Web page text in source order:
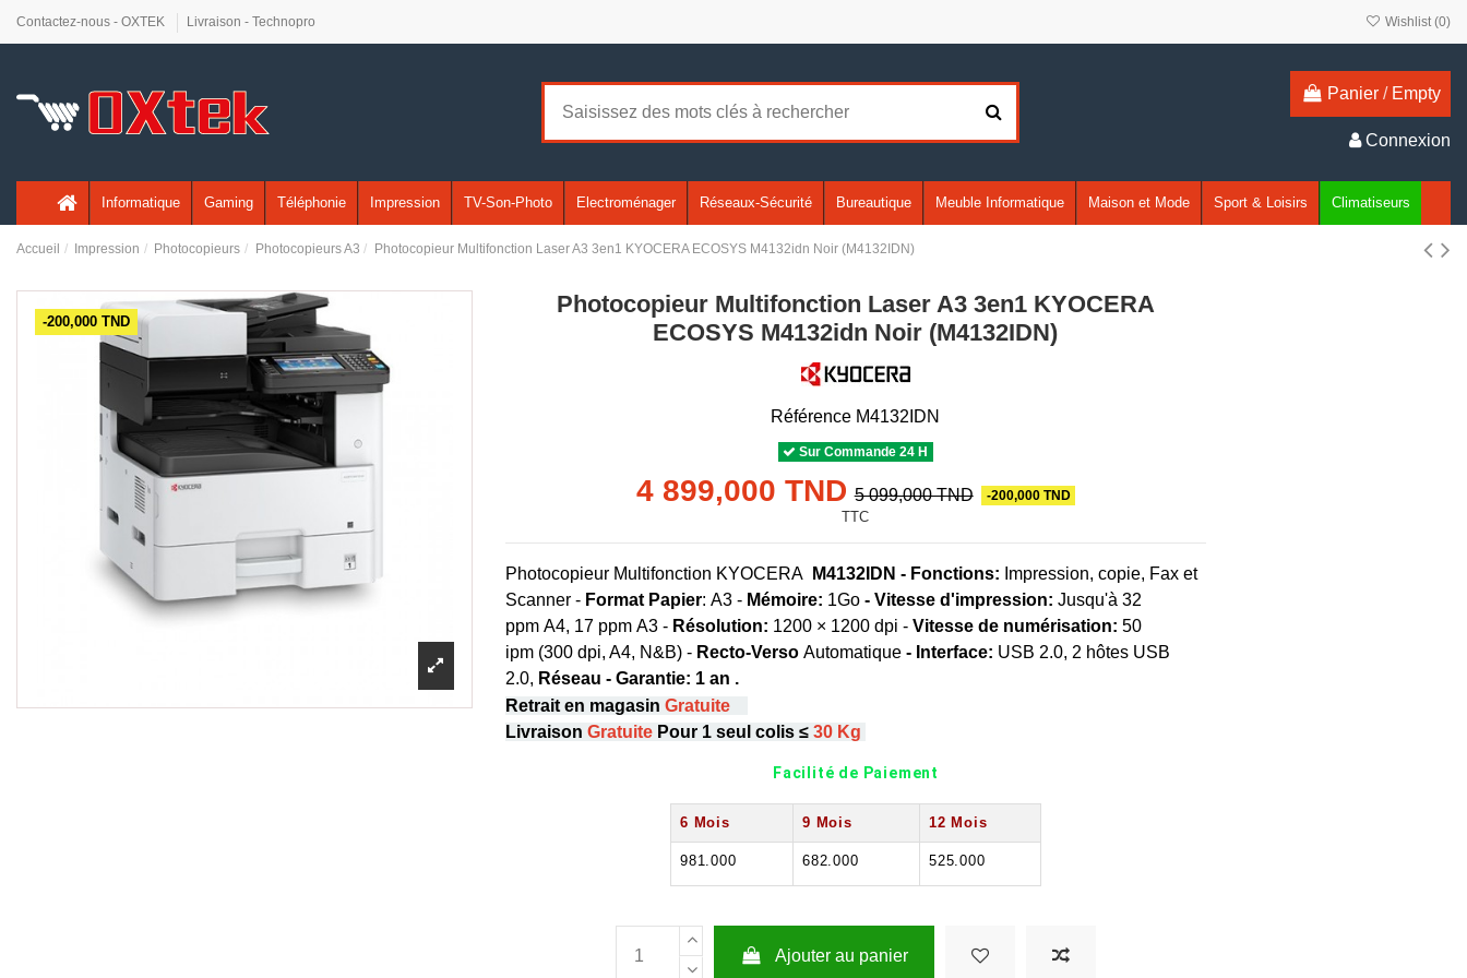
Contactez-nous - OXTEK Livraison - Technopro Wishlist (0)
Panier / Empty
Connexion
Informatique Gaming Téléphonie Impression TV-Son-Photo Electroménager Réseaux-Sécurité Bureautique Meuble Informatique Maison et Mode Sport & Loisirs Climatiseurs
Accueil Impression Photocopieurs Photocopieurs A3 Photocopieur Multifonction Laser A3 3en1 KYOCERA ECOSYS M4132idn Noir (M4132IDN)
-200,000 TND
Photocopieur Multifonction Laser A3 3en1 KYOCERA
ECOSYS M4132idn Noir (M4132IDN)
Référence M4132IDN
Sur Commande 24 H
4 899,000 TND 5 099,000 TND -200,000 TND
TTC
Photocopieur Multifonction KYOCERAM4132IDN - Fonctions: Impression, copie, Fax et
Scanner - Format Papier: A3 - Mémoire: 1Go- Vitesse d'impression: Jusqu'à 32
ppm A4, 17 ppm A3 - Résolution: 1200 × 1200 dpi -Vitesse de numérisation: 50
ipm (300 dpi, A4, N&B) - Recto-Verso Automatique- Interface: USB 2.0, 2 hôtes USB
2.0, Réseau - Garantie: 1 an .
Retrait en magasin Gratuite
Livraison GratuitePour 1 seul colis ≤ 30 Kg
Facilité de Paiement
6 Mois 9 Mois 12 Mois
981.000 682.000 525.000
Ajouter au panier